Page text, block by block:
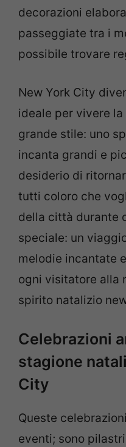
decorazioni
passeggiate tra i
possibile trovare
New York City
ideale per vivere
grande stile: uno
incanta grandi e
desiderio di
tutti coloro che
della città durante
speciale: un
melodie incantate
ogni visitatore alla
spirito natalizio
Celebrazioni
stagione
City
Queste
eventi; sono